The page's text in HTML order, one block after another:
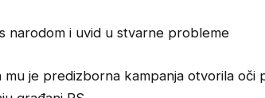
narodom i uvid u stvarne probleme
mu je predizborna kampanja otvorila oči